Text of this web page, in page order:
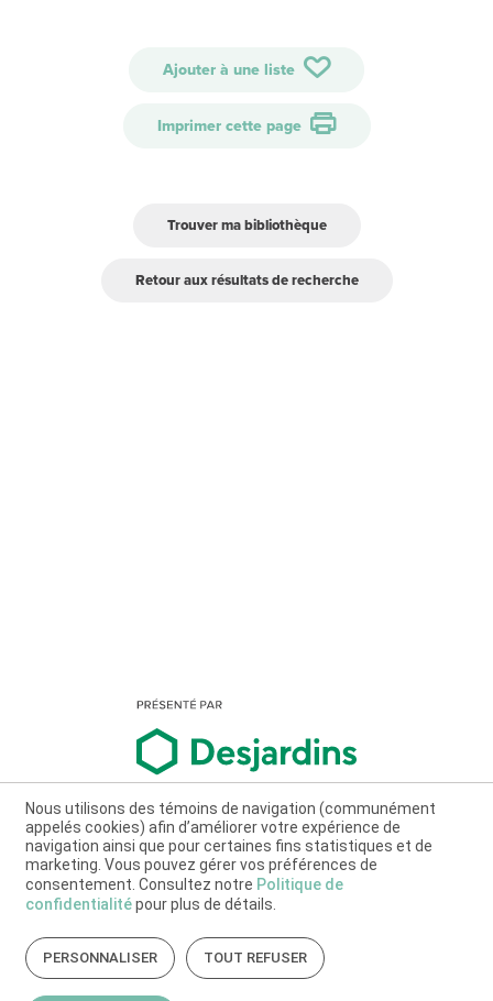
Ajouter à une liste
Imprimer cette page
Trouver ma bibliothèque
Retour aux résultats de recherche
Nous utilisons des témoins de navigation (communément
appelés cookies) afin d’améliorer votre expérience de
navigation ainsi que pour certaines fins statistiques et de
marketing. Vous pouvez gérer vos préférences de
consentement. Consultez notre Politique de
confidentialitépour plus de détails.
PERSONNALISER TOUT REFUSER